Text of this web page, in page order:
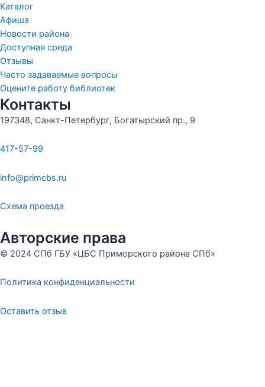
Каталог
Афиша
Новости района
Доступная среда
Отзывы
Часто задаваемые вопросы
Оцените работу библиотек
Контакты
197348, Санкт-Петербург, Богатырский пр., 9
417-57-99
info@primcbs.ru
Схема проезда
Авторские права
© 2024 СПб ГБУ «ЦБС Приморского района СПб»
Политика конфиденциальности
Оставить отзыв